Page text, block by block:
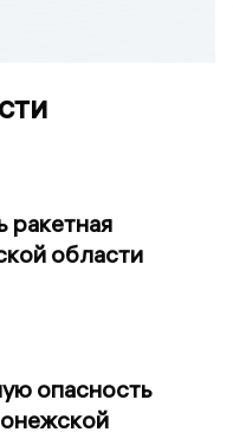
ракетная
области
опасность